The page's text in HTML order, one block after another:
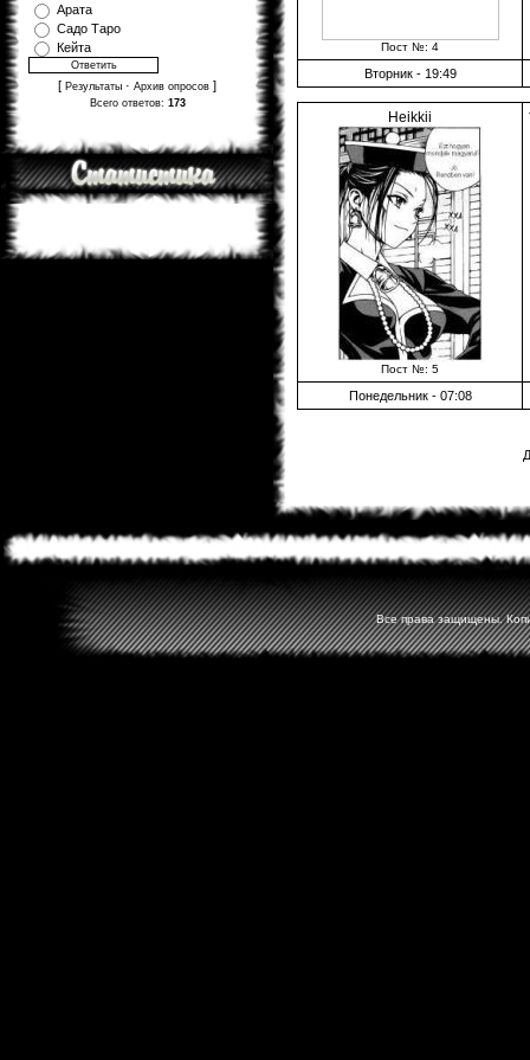
Арата
Садо Таро
Кейта
[ Результаты · Архив опросов ]
Всего ответов: 173
Пост №: 4
Вторник - 19:49
Heikkii
Пост №: 5
Понедельник - 07:08
Все права защищены.